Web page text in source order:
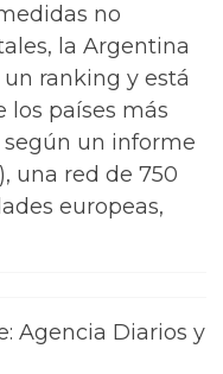
no
la Argentina
ranking y está
los países más
un informe
una red de 750
europeas,
Agencia Diarios y